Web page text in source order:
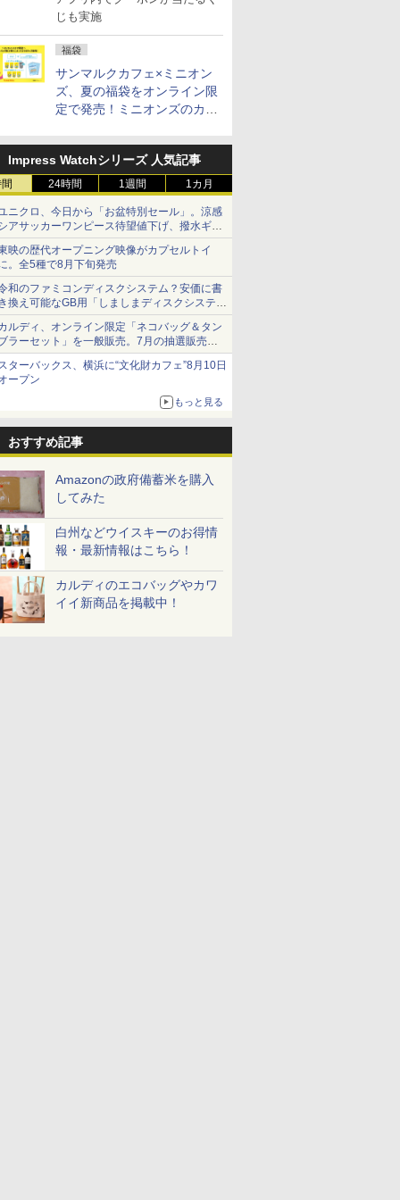
じも実施
福袋
サンマルクカフェ×ミニオン
ズ、夏の福袋をオンライン限
定で発売！ミニオンズのカッ
付き
Impress Watchシリーズ 人気記事
24時間 1週間 1カ月
ニクロ、今日から「お盆特別セール」。涼感
アサッカーワンピース待望値下げ、撥水ギア
ョーツは1990円に
映の歴代オープニング映像がカプセルトイ
。全5種で8月下旬発売
和のファミコンディスクシステム？安価に書
換え可能なGB用「しましまディスクシステ
」
ルディ、オンライン限定「ネコバッグ＆タン
ラーセット」を一般販売。7月の抽選販売の
選無効分
ターバックス、横浜に“文化財カフェ”8月10日
ープン
もっと見る
おすすめ記事
Amazonの政府備蓄米を購入
してみた
白州などウイスキーのお得情
報・最新情報はこちら！
カルディのエコバッグやカワ
イイ新商品を掲載中！